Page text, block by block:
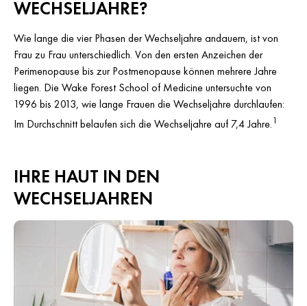
WECHSELJAHRE?
Wie lange die vier Phasen der Wechseljahre andauern, ist von
Frau zu Frau unterschiedlich. Von den ersten Anzeichen der
Perimenopause bis zur Postmenopause können mehrere Jahre
liegen. Die Wake Forest School of Medicine untersuchte von
1996 bis 2013, wie lange Frauen die Wechseljahre durchlaufen:
Im Durchschnitt belaufen sich die Wechseljahre auf 7,4 Jahre.1
IHRE HAUT IN DEN
WECHSELJAHREN